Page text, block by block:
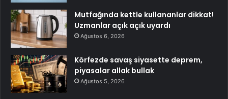
Mutfağında kettle kullananlar dikkat!
Uzmanlar açık açık uyardı
Ağustos 6, 2026
Körfezde savaş siyasette deprem,
piyasalar allak bullak
Ağustos 5, 2026